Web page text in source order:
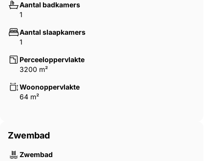
Aantal badkamers
1
Aantal slaapkamers
1
Perceeloppervlakte
3200 m²
Woonoppervlakte
64 m²
Zwembad
Zwembad